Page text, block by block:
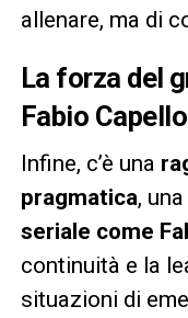
allenare, ma di
La forza del
Fabio Capello
Infine, c’è una
pragmatica,
seriale come
continuità e la
situazioni di